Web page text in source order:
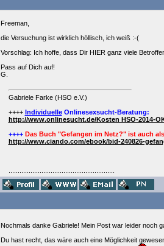
Freeman,
die Versuchung ist wirklich höllisch, ich weiß :-(
Vorschlag: Ich hoffe, dass Dir HIER ganz viele
Pass auf Dich auf!
G.
Gabriele Farke (HSO e.V.)
++++ IndividuelleOnlinesexsucht-Beratung:
http://www.onlinesucht.de/Kosten HSO-2014-
++++ Das Buch "Gefangen im Netz?" ist auch als
http://www.ciando.com/ebook/bid-240826-
Nochmals danke Gabriele! Mein Post war leider noch
Du hast recht, das wäre auch eine Möglichkeit